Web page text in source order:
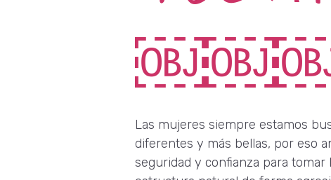
Las mujeres siempre estamos
diferentes y más bellas, por eso
seguridad y confianza para